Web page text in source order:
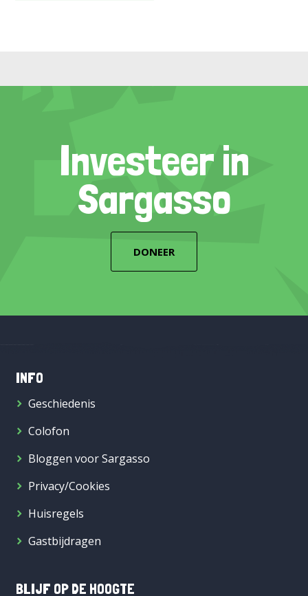
Investeer in
Sargasso
DONEER
INFO
Geschiedenis
Colofon
Bloggen voor Sargasso
Privacy/Cookies
Huisregels
Gastbijdragen
BLIJF OP DE HOOGTE